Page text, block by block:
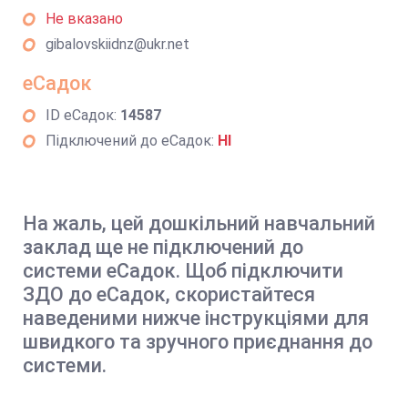
Не вказано
gibalovskiidnz@ukr.net
еСадок
ID еСадок: 14587
Підключений до еСадок: НІ
На жаль, цей дошкільний навчальний
заклад ще не підключений до
системи еСадок. Щоб підключити
ЗДО до еСадок, скористайтеся
наведеними нижче інструкціями для
швидкого та зручного приєднання до
системи.